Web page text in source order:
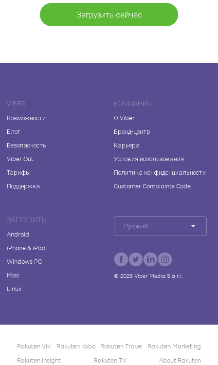
Загрузить сейчас
VIBER
Возможности
Блог
Безопасность
Viber Out
Тарифы
Поддержка
КОМПАНИЯ
О Viber
Бренд-центр
Карьера
Условия использования
Политика конфиденциальности
Customer Complaints Code
ЗАГРУЗИТЬ
Android
iPhone & iPad
Windows PC
Mac
Linux
Русский
© 2026Viber Media S.à r.l.
Rakuten Viki Rakuten Kobo Rakuten Travel
Rakuten Marketing
Rakuten Insight
Rakuten TV About Rakuten